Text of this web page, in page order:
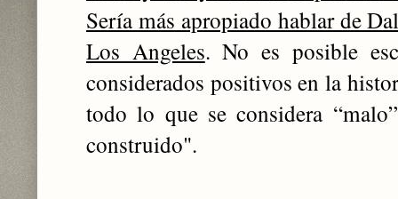
Sería más apropiado hablar de
Los Angeles. ‎No es posible
considerados positivos en la
‎todo lo que se considera
construido".